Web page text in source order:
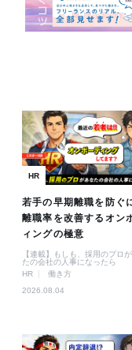
HR
若手の早期離職を防ぐ
離職率を改善するオン
ィングの極意
【連載】もしも、採用のプロ
たの会社の人事になったら
HR
働き方
2026.08.04